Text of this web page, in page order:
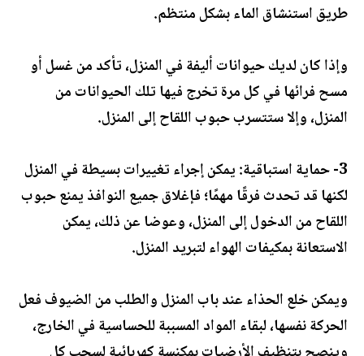
طريق استنشاق الماء بشكل منتظم.
وإذا كان لديك حيوانات أليفة في المنزل، تأكد من غسل أو
مسح فرائها في كل مرة تخرج فيها تلك الحيوانات من
المنزل، وإلا ستتسرب حبوب اللقاح إلى المنزل.
3- حماية استباقية: يمكن إجراء تغييرات بسيطة في المنزل
لكنها قد تحدث فرقًا مهمًا؛ فإغلاق جميع النوافذ يمنع حبوب
اللقاح من الدخول إلى المنزل، وعوضا عن ذلك، يمكن
الاستعانة بمكيفات الهواء لتبريد المنزل.
ويمكن خلع الحذاء عند باب المنزل والطلب من الضيوف فعل
الحركة نفسها، لبقاء المواد المسببة للحساسية في الخارج،